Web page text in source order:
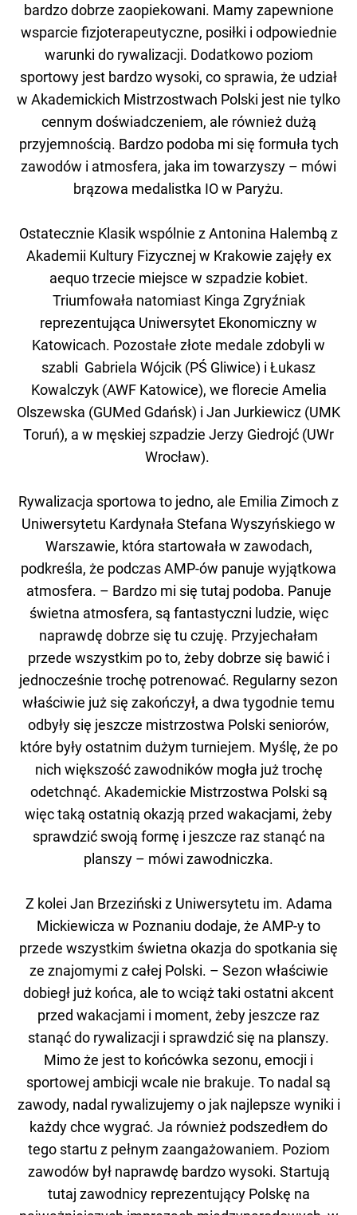
bardzo dobrze zaopiekowani. Mamy zapewnione
wsparcie fizjoterapeutyczne, posiłki i odpowiednie
warunki do rywalizacji. Dodatkowo poziom
sportowy jest bardzo wysoki, co sprawia, że udział
w Akademickich Mistrzostwach Polski jest nie tylko
cennym doświadczeniem, ale również dużą
przyjemnością. Bardzo podoba mi się formuła tych
zawodów i atmosfera, jaka im towarzyszy – mówi
brązowa medalistka IO w Paryżu.
Ostatecznie Klasik wspólnie z Antonina Halembą z
Akademii Kultury Fizycznej w Krakowie zajęły ex
aequo trzecie miejsce w szpadzie kobiet.
Triumfowała natomiast Kinga Zgryźniak
reprezentująca Uniwersytet Ekonomiczny w
Katowicach. Pozostałe złote medale zdobyli w
szabli Gabriela Wójcik (PŚ Gliwice) i Łukasz
Kowalczyk (AWF Katowice), we florecie Amelia
Olszewska (GUMed Gdańsk) i Jan Jurkiewicz (UMK
Toruń), a w męskiej szpadzie Jerzy Giedrojć (UWr
Wrocław).
Rywalizacja sportowa to jedno, ale Emilia Zimoch z
Uniwersytetu Kardynała Stefana Wyszyńskiego w
Warszawie, która startowała w zawodach,
podkreśla, że podczas AMP-ów panuje wyjątkowa
atmosfera. – Bardzo mi się tutaj podoba. Panuje
świetna atmosfera, są fantastyczni ludzie, więc
naprawdę dobrze się tu czuję. Przyjechałam
przede wszystkim po to, żeby dobrze się bawić i
jednocześnie trochę potrenować. Regularny sezon
właściwie już się zakończył, a dwa tygodnie temu
odbyły się jeszcze mistrzostwa Polski seniorów,
które były ostatnim dużym turniejem. Myślę, że po
nich większość zawodników mogła już trochę
odetchnąć. Akademickie Mistrzostwa Polski są
więc taką ostatnią okazją przed wakacjami, żeby
sprawdzić swoją formę i jeszcze raz stanąć na
planszy – mówi zawodniczka.
Z kolei Jan Brzeziński z Uniwersytetu im. Adama
Mickiewicza w Poznaniu dodaje, że AMP-y to
przede wszystkim świetna okazja do spotkania się
ze znajomymi z całej Polski. – Sezon właściwie
dobiegł już końca, ale to wciąż taki ostatni akcent
przed wakacjami i moment, żeby jeszcze raz
stanąć do rywalizacji i sprawdzić się na planszy.
Mimo że jest to końcówka sezonu, emocji i
sportowej ambicji wcale nie brakuje. To nadal są
zawody, nadal rywalizujemy o jak najlepsze wyniki i
każdy chce wygrać. Ja również podszedłem do
tego startu z pełnym zaangażowaniem. Poziom
zawodów był naprawdę bardzo wysoki. Startują
tutaj zawodnicy reprezentujący Polskę na